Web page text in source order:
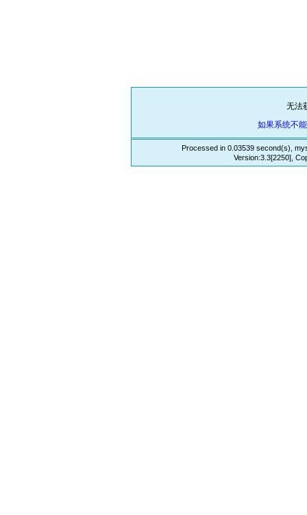
无法
如果系统不
Processed in 0.03539 second(s),
Version:3.3[2250],